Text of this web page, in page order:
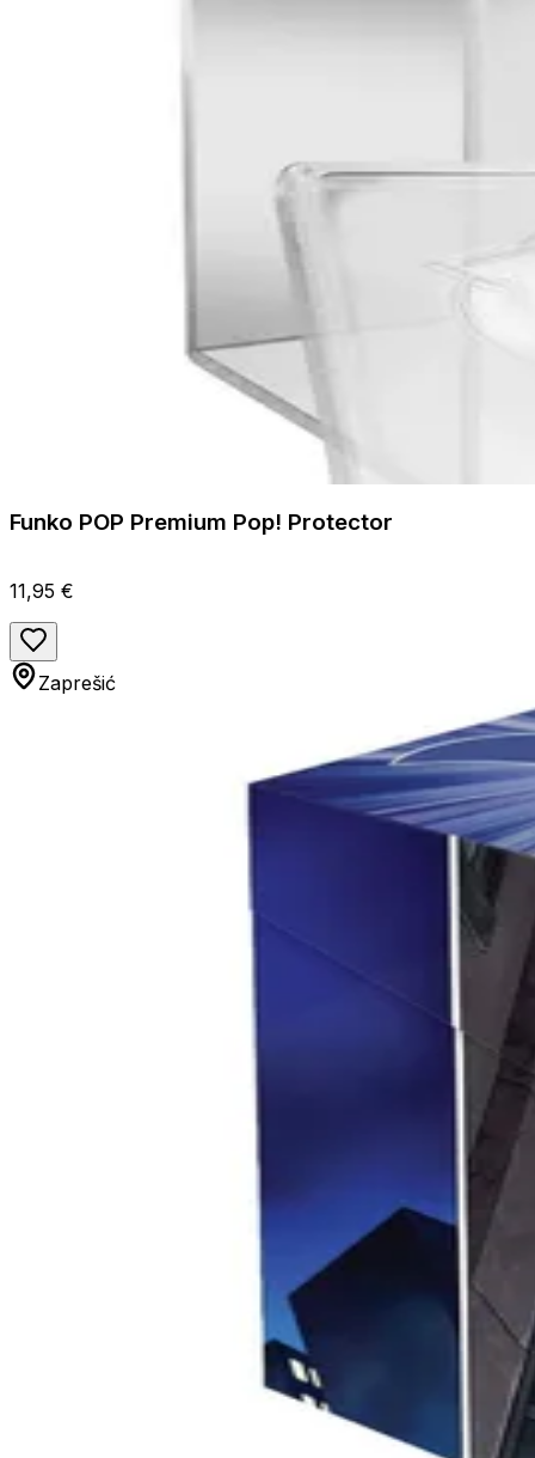
Funko POP Premium Pop! Protector
11,95 €
Zaprešić